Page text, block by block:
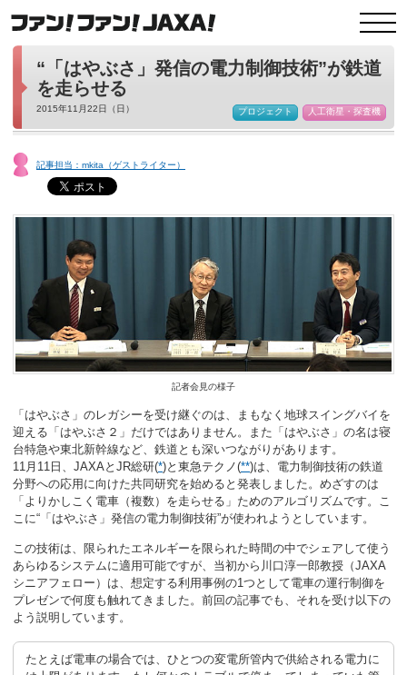
“「はやぶさ」発信の電力制御技術”が鉄道
を走らせる
2015年11月22日（日） プロジェクト 人工衛星・探査機
記事担当：mkita（ゲストライター）
記者会見の様子
「はやぶさ」のレガシーを受け継ぐのは、まもなく地球スイングバイを
迎える「はやぶさ２」だけではありません。また「はやぶさ」の名は寝
台特急や東北新幹線など、鉄道とも深いつながりがあります。
11月11日、JAXAとJR総研(*)と東急テクノ(**)は、電力制御技術の鉄道
分野への応用に向けた共同研究を始めると発表しました。めざすのは
「よりかしこく電車（複数）を走らせる」ためのアルゴリズムです。こ
こに“「はやぶさ」発信の電力制御技術”が使われようとしています。
この技術は、限られたエネルギーを限られた時間の中でシェアして使う
あらゆるシステムに適用可能ですが、当初から川口淳一郎教授（JAXA
シニアフェロー）は、想定する利用事例の1つとして電車の運行制御を
プレゼンで何度も触れてきました。前回の記事でも、それを受け以下の
よう説明しています。
たとえば電車の場合では、ひとつの変電所管内で供給される電力に